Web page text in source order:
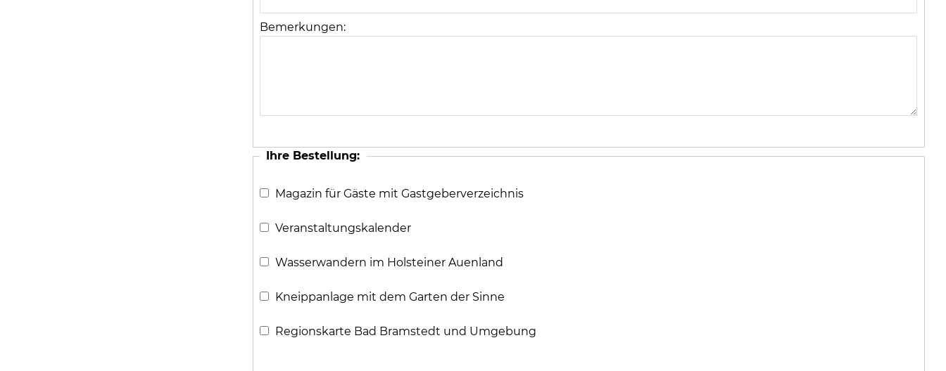
Bemerkungen:
Ihre Bestellung:
Magazin für Gäste mit Gastgeberverzeichnis
Veranstaltungskalender
Wasserwandern im Holsteiner Auenland
Kneippanlage mit dem Garten der Sinne
Regionskarte Bad Bramstedt und Umgebung